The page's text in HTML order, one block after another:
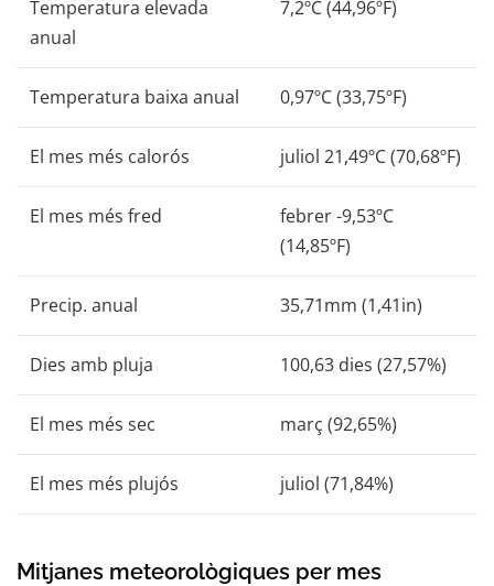
Temperatura elevada
anual
7,2ºC (44,96ºF)
Temperatura baixa anual 0,97ºC (33,75ºF)
El mes més calorós juliol 21,49ºC (70,68ºF)
El mes més fred
febrer -9,53ºC
(14,85ºF)
Precip. anual 35,71mm (1,41in)
Dies amb pluja 100,63 dies (27,57%)
El mes més sec març (92,65%)
El mes més plujós juliol (71,84%)
Mitjanes meteorològiques per mes